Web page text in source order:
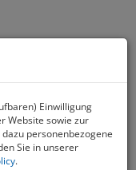
vista
Einwilligung
Website sowie zur
personenbezogene
Sie in unserer
.